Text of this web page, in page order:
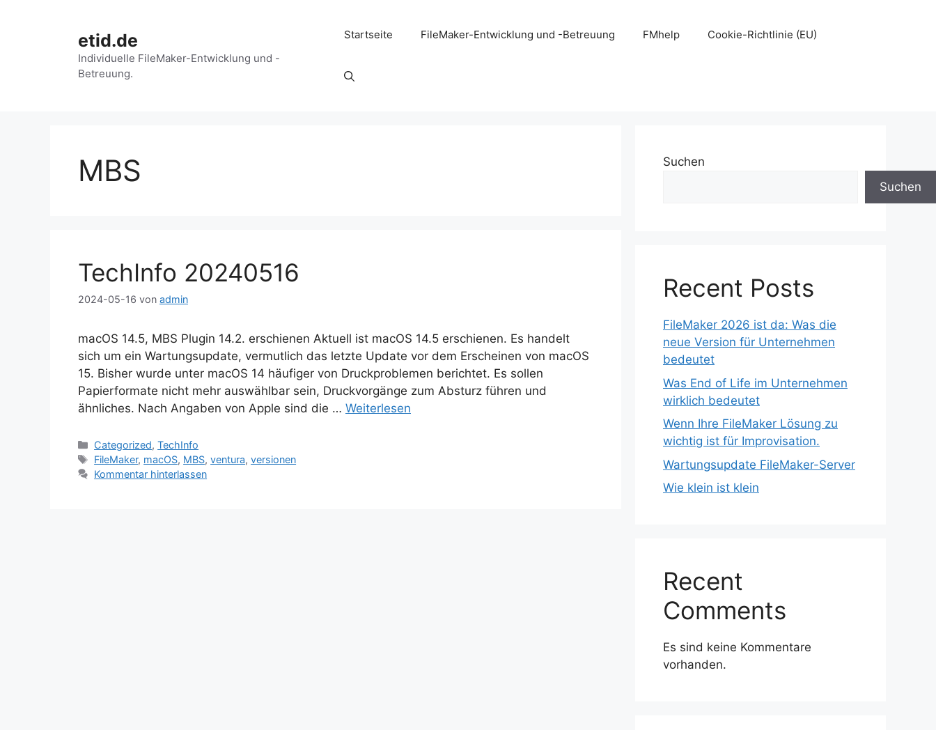
etid.de
Individuelle FileMaker-Entwicklung und -
Betreuung.
Startseite FileMaker-Entwicklung und -Betreuung FMhelp Cookie-Richtlinie (EU)
MBS
TechInfo 20240516
2024-05-16 von admin
macOS 14.5, MBS Plugin 14.2. erschienen Aktuell ist macOS 14.5 erschienen. Es handelt
sich um ein Wartungsupdate, vermutlich das letzte Update vor dem Erscheinen von macOS
15. Bisher wurde unter macOS 14 häufiger von Druckproblemen berichtet. Es sollen
Papierformate nicht mehr auswählbar sein, Druckvorgänge zum Absturz führen und
ähnliches. Nach Angaben von Apple sind die … Weiterlesen
Kategorien
Categorized,TechInfo
Schlagwörter
FileMaker, macOS, MBS,ventura,versionen
Kommentar hinterlassen
Suchen
Suchen
Recent Posts
FileMaker 2026 ist da: Was die
neue Version für Unternehmen
bedeutet
Was End of Life im Unternehmen
wirklich bedeutet
Wenn Ihre FileMaker Lösung zu
wichtig ist für Improvisation.
Wartungsupdate FileMaker-Server
Wie klein ist klein
Recent
Comments
Es sind keine Kommentare
vorhanden.